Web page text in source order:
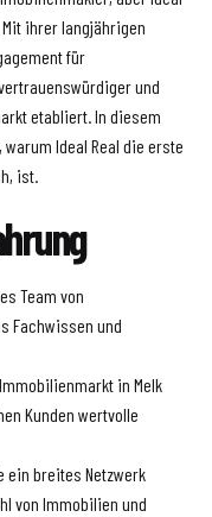
ihrer langjährigen
für
und
etabliert. In diesem
Ideal Real die erste
ist.
Team von
Fachwissen und
in Melk
Kunden wertvolle
ein breites Netzwerk
von Immobilien und